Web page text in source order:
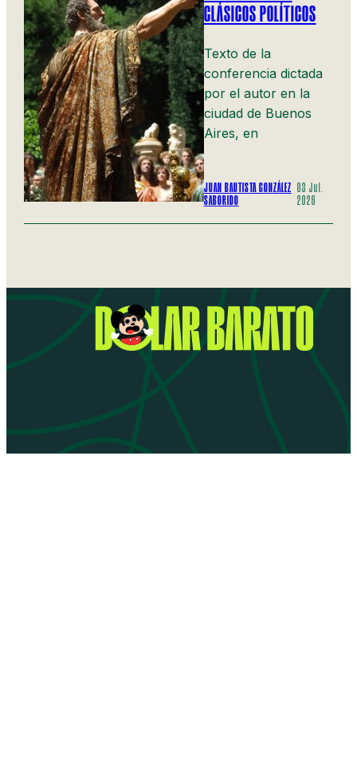
CLÁSICOS POLÍTICOS
Texto de la
conferencia dictada
por el autor en la
ciudad de Buenos
Aires, en
JUAN BAUTISTA GONZÁLEZ
SABORIDO
03 Jul.
2026